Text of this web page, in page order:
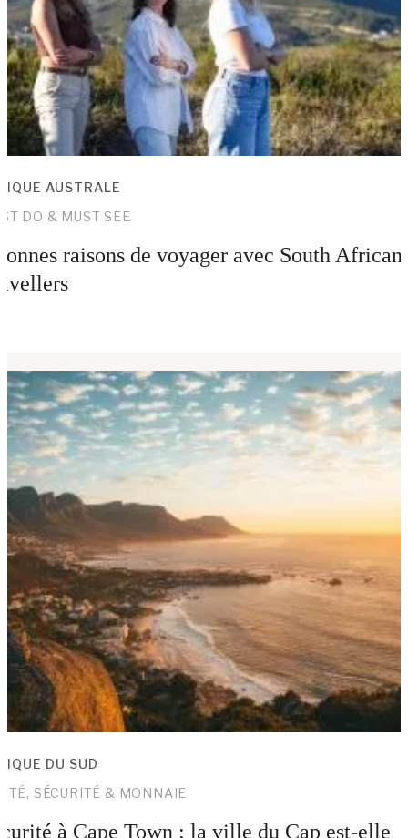
AUSTRALE
DO & MUST SEE
raisons de voyager avec South African
DU SUD
SÉCURITÉ & MONNAIE
à Cape Town : la ville du Cap est-elle